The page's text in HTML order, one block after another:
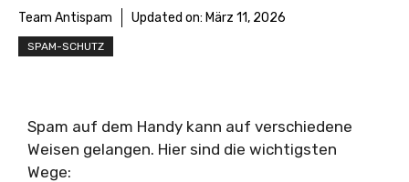
Team Antispam Updated on: März 11, 2026
SPAM-SCHUTZ
Spam auf dem Handy kann auf verschiedene
Weisen gelangen. Hier sind die wichtigsten
Wege: